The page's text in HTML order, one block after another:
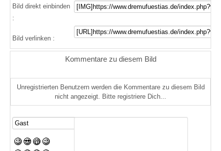
Bild direkt einbinden
:
Bild verlinken :
Kommentare zu diesem Bild
Unregistrierten Benutzern werden die Kommentare zu diesem Bild
nicht angezeigt. Bitte registriere Dich...